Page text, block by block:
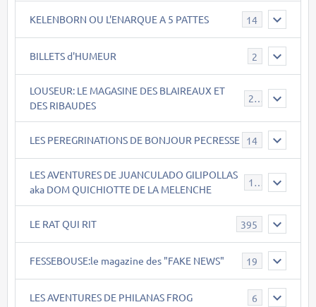
KELENBORN OU L'ENARQUE A 5 PATTES 14
BILLETS d'HUMEUR 2
LOUSEUR: LE MAGASINE DES BLAIREAUX ET
DES RIBAUDES
21
LES PEREGRINATIONS DE BONJOUR PECRESSE 14
LES AVENTURES DE JUANCULADO GILIPOLLAS
aka DOM QUICHIOTTE DE LA MELENCHE
119
LE RAT QUI RIT 395
FESSEBOUSE:le magazine des "FAKE NEWS" 19
LES AVENTURES DE PHILANAS FROG 6